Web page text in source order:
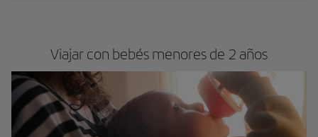
Viajar con bebés menores de 2 años